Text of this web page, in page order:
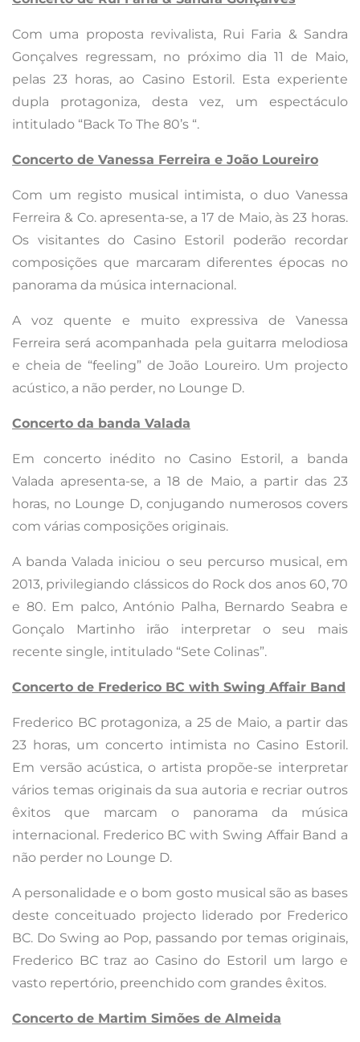
Com uma proposta revivalista, Rui Faria & Sandra
Gonçalves regressam, no próximo dia 11 de Maio,
pelas 23 horas, ao Casino Estoril. Esta experiente
dupla protagoniza, desta vez, um espectáculo
intitulado “Back To The 80’s “.
Concerto de Vanessa Ferreira e João Loureiro
Com um registo musical intimista, o duo Vanessa
Ferreira & Co. apresenta-se, a 17 de Maio, às 23 horas.
Os visitantes do Casino Estoril poderão recordar
composições que marcaram diferentes épocas no
panorama da música internacional.
A voz quente e muito expressiva de Vanessa
Ferreira será acompanhada pela guitarra melodiosa
e cheia de “feeling” de João Loureiro. Um projecto
acústico, a não perder, no Lounge D.
Concerto da banda Valada
Em concerto inédito no Casino Estoril, a banda
Valada apresenta-se, a 18 de Maio, a partir das 23
horas, no Lounge D, conjugando numerosos covers
com várias composições originais.
A banda Valada iniciou o seu percurso musical, em
2013, privilegiando clássicos do Rock dos anos 60, 70
e 80. Em palco, António Palha, Bernardo Seabra e
Gonçalo Martinho irão interpretar o seu mais
recente single, intitulado “Sete Colinas”.
Concerto de Frederico BC with Swing Affair Band
Frederico BC protagoniza, a 25 de Maio, a partir das
23 horas, um concerto intimista no Casino Estoril.
Em versão acústica, o artista propõe-se interpretar
vários temas originais da sua autoria e recriar outros
êxitos que marcam o panorama da música
internacional. Frederico BC with Swing Affair Band a
não perder no Lounge D.
A personalidade e o bom gosto musical são as bases
deste conceituado projecto liderado por Frederico
BC. Do Swing ao Pop, passando por temas originais,
Frederico BC traz ao Casino do Estoril um largo e
vasto repertório, preenchido com grandes êxitos.
Concerto de Martim Simões de Almeida